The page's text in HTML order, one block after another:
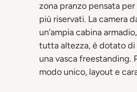
zona pranzo pensata
più riservati. La camera
un’ampia cabina
tutta altezza, è dotato di
una vasca freestanding.
modo unico, layout e